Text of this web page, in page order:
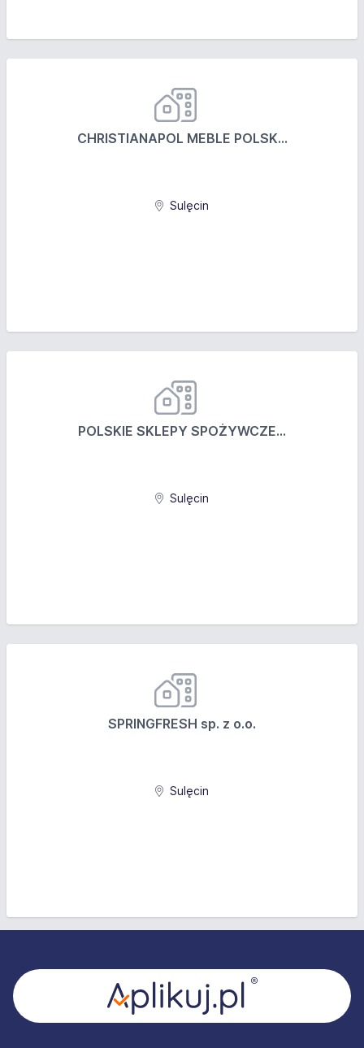
CHRISTIANAPOL MEBLE POLSK...
Sulęcin
POLSKIE SKLEPY SPOŻYWCZE...
Sulęcin
SPRINGFRESH sp. z o.o.
Sulęcin